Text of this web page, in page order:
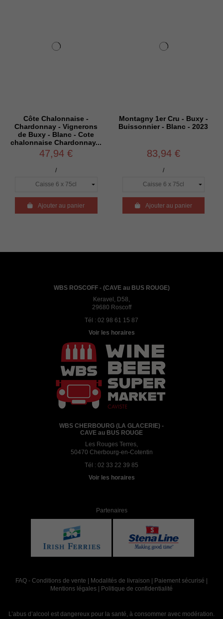
Chalonnaise -
- Vignerons
- Blanc - Cote
Chardonnay...
47,94 €
Ajouter au panier
Montagny 1er Cru - Buxy -
Buissonnier - Blanc - 2023
83,94 €
Ajouter au panier
de
WBS ROSCOFF - (CAVE au BUS ROUGE)
Keravel, D58,
29680 Roscoff
Tél : 02 98 61 15 87
Voir les horaires
WBS CHERBOURG (LA GLACERIE) -
CAVE au BUS ROUGE
Les Rouges Terres,
50470 Cherbourg-en-Cotentin
Tél : 02 33 22 39 85
Voir les horaires
Partenaires
FAQ - Conditions de vente Modalités de livraison Paiement sécurisé
Mentions légales
Politique de confidentialité
L’abus d’alcool est dangereux pour la santé, à consommer avec modération.